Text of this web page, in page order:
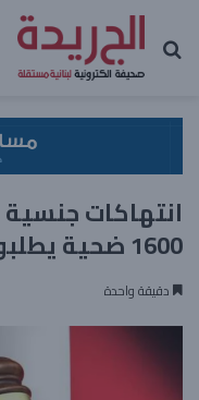
بحث عن
انتهاكات
1600 ضحية يطلبون العدالة والتعويض
دقيقة واحدة